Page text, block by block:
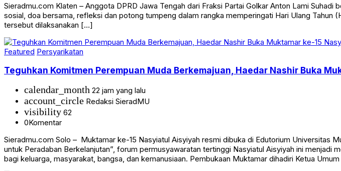
Sieradmu.com Klaten – Anggota DPRD Jawa Tengah dari Fraksi Partai Golkar Anton Lami
sosial, doa bersama, refleksi dan potong tumpeng dalam rangka memperingati Hari Ulang
tersebut dilaksanakan […]
Featured Persyarikatan
Teguhkan Komitmen Perempuan Muda Berkemajuan, Haedar Nashir Buka
calendar_month 22 jam yang lalu
account_circle Redaksi SieradMU
visibility 62
0Komentar
Sieradmu.com Solo – Muktamar ke-15 Nasyiatul Aisyiyah resmi dibuka di Edutorium Universitas
untuk Peradaban Berkelanjutan”, forum permusyawaratan tertinggi Nasyiatul Aisyiyah ini
bagi keluarga, masyarakat, bangsa, dan kemanusiaan. Pembukaan Muktamar dihadiri Ketua